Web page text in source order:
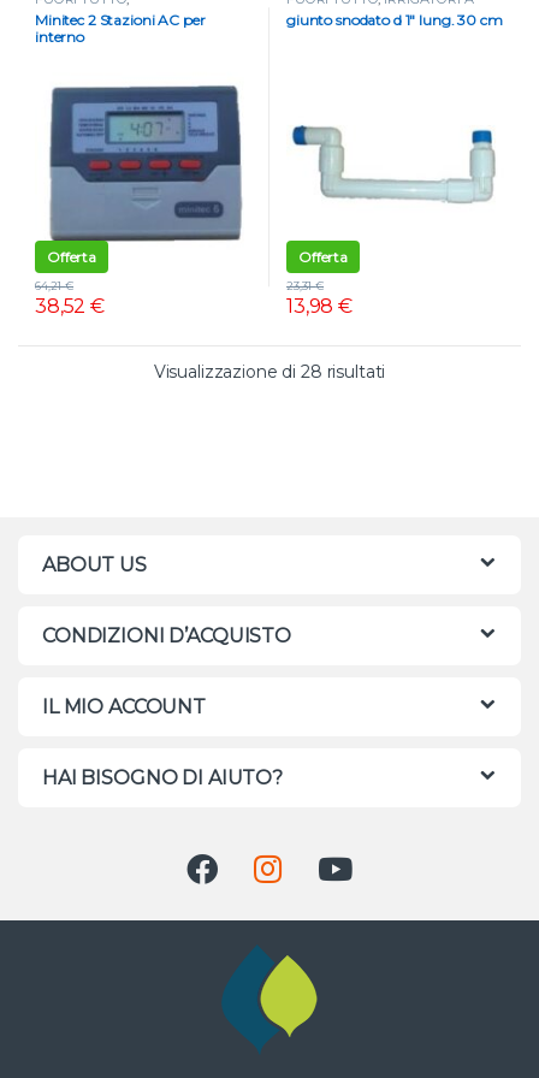
PROGRAMMATORI
Programmatori a corrente
Minitec 2 Stazioni AC per
interno
Offerta
38,52€
64,21€
SCOMPARSA Irrigatori Dinamici
giunto snodato d 1″ lung. 30 cm
Offerta
13,98€
23,31€
Visualizzazione di 28 risultati
ABOUT US
CONDIZIONI D’ACQUISTO
IL MIO ACCOUNT
HAI BISOGNO DI AIUTO?